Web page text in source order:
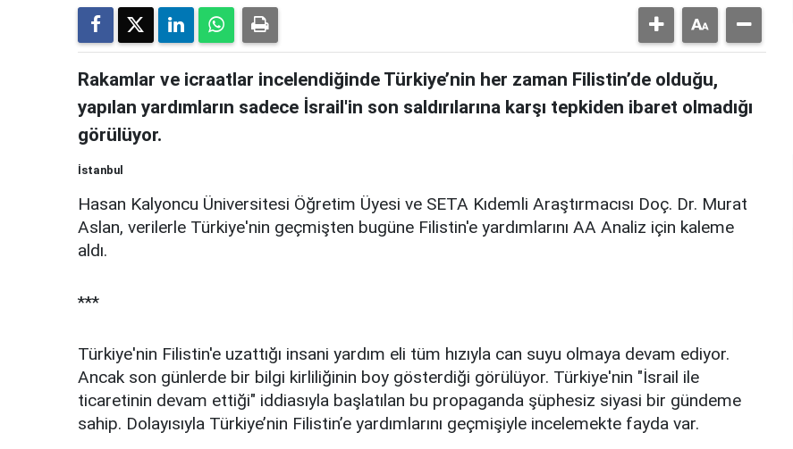
Rakamlar ve icraatlar incelendiğinde Türkiye’nin her zaman Filistin’de olduğu,
yapılan yardımların sadece İsrail'in son saldırılarına karşı tepkiden ibaret olmadığı
görülüyor.
İstanbul
Hasan Kalyoncu Üniversitesi Öğretim Üyesi ve SETA Kıdemli Araştırmacısı Doç. Dr. Murat
Aslan, verilerle Türkiye'nin geçmişten bugüne Filistin'e yardımlarını AA Analiz için kaleme
aldı.
***
Türkiye'nin Filistin'e uzattığı insani yardım eli tüm hızıyla can suyu olmaya devam ediyor.
Ancak son günlerde bir bilgi kirliliğinin boy gösterdiği görülüyor. Türkiye'nin "İsrail ile
ticaretinin devam ettiği" iddiasıyla başlatılan bu propaganda şüphesiz siyasi bir gündeme
sahip. Dolayısıyla Türkiye’nin Filistin’e yardımlarını geçmişiyle incelemekte fayda var.